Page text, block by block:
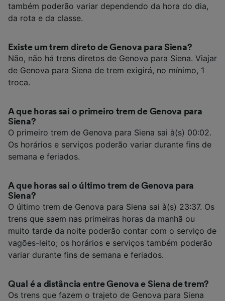
também poderão variar dependendo da hora do dia,
da rota e da classe.
Existe um trem direto de Genova para Siena?
Não, não há trens diretos de Genova para Siena. Viajar
de Genova para Siena de trem exigirá, no mínimo, 1
troca.
A que horas sai o primeiro trem de Genova para
Siena?
O primeiro trem de Genova para Siena sai à(s) 00:02.
Os horários e serviços poderão variar durante fins de
semana e feriados.
A que horas sai o último trem de Genova para
Siena?
O último trem de Genova para Siena sai à(s) 23:37. Os
trens que saem nas primeiras horas da manhã ou
muito tarde da noite poderão contar com o serviço de
vagões-leito; os horários e serviços também poderão
variar durante fins de semana e feriados.
Qual é a distância entre Genova e Siena de trem?
Os trens que fazem o trajeto de Genova para Siena